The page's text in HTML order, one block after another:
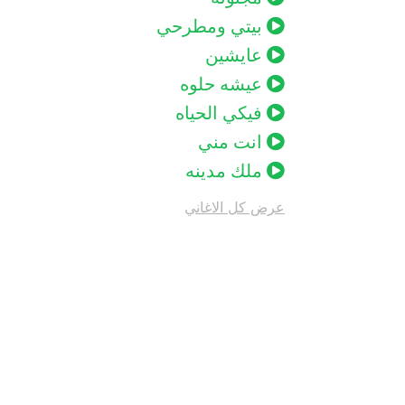
بيتي ومطرحي
عايشين
عيشه حلوه
فيكي الحياه
انت مني
ملك مدينه
عرض كل الاغاني